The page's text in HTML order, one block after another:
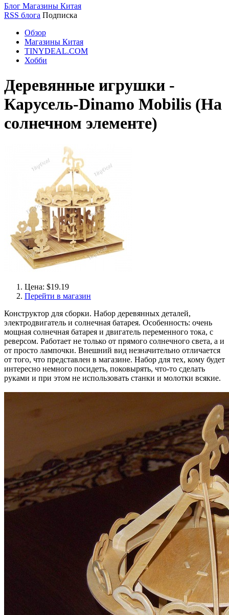
Блог Магазины Китая
RSS блога Подписка
Обзор
Магазины Китая
TINYDEAL.COM
Хобби
Деревянные игрушки -
Карусель-Dinamo Mobilis (На
солнечном элементе)
Цена: $19.19
Перейти в магазин
Конструктор для сборки. Набор деревянных деталей,
электродвигатель и солнечная батарея. Особенность: очень
мощная солнечная батарея и двигатель переменного тока, с
реверсом. Работает не только от прямого солнечного света, а и
от просто лампочки. Внешний вид незначительно отличается
от того, что представлен в магазине. Набор для тех, кому будет
интересно немного посидеть, поковырять, что-то сделать
руками и при этом не использовать станки и молотки всякие.